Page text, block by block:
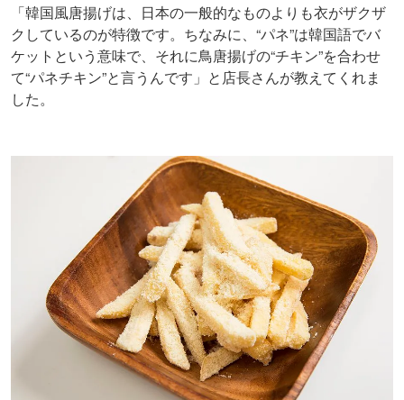
「韓国風唐揚げは、日本の一般的なものよりも衣がザクザ
クしているのが特徴です。ちなみに、“パネ”は韓国語でバ
ケットという意味で、それに鳥唐揚げの“チキン”を合わせ
て“パネチキン”と言うんです」と店長さんが教えてくれま
した。